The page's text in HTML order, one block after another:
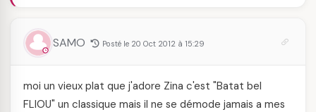
SAMO Posté le 20 Oct 2012 à 15:29
moi un vieux plat que j'adore Zina c'est "Batat bel
FLIOU" un classique mais il ne se démode jamais a mes